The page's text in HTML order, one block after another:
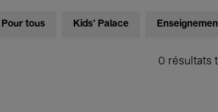
Pour tous Kids’ Palace
0 résultats